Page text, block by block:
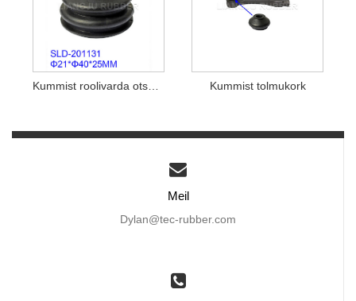
Kummist roolivarda otsa kuulliigendi tolmusaapad Kummist tolmukork
Meil
Dylan@tec-rubber.com